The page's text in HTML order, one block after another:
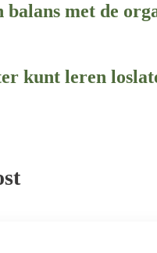
balans met de
kunt leren